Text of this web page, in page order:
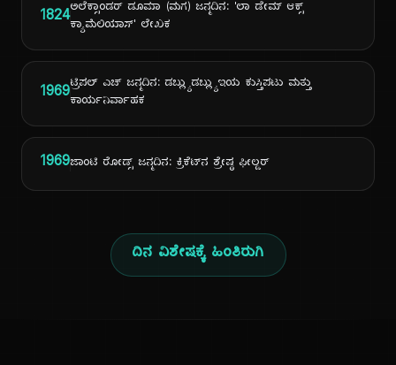
1824ಅಲೆಕ್ಸಾಂಡರ್ ಡೂಮಾ (ಮಗ) ಜನ್ಮದಿನ: 'ಲಾ ಡೇಮ್ ಆಕ್ಸ್
ಕ್ಯಾಮೆಲಿಯಾಸ್' ಲೇಖಕ
1969ಟ್ರಿಪಲ್ ಎಚ್ ಜನ್ಮದಿನ: ಡಬ್ಲ್ಯುಡಬ್ಲ್ಯುಇಯ ಕುಸ್ತಿಪಟು ಮತ್ತು
ಕಾರ್ಯನಿರ್ವಾಹಕ
1969ಜಾಂಟಿ ರೋಡ್ಸ್ ಜನ್ಮದಿನ: ಕ್ರಿಕೆಟ್‌ನ ಶ್ರೇಷ್ಠ ಫೀಲ್ಡರ್
ದಿನ ವಿಶೇಷಕ್ಕೆ ಹಿಂತಿರುಗಿ